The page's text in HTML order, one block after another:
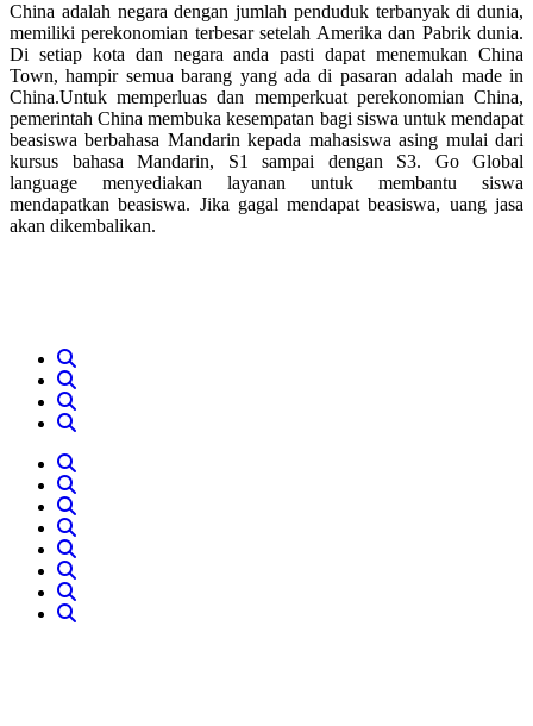
China adalah negara dengan jumlah penduduk terbanyak di dunia,
memiliki perekonomian terbesar setelah Amerika dan Pabrik dunia.
Di setiap kota dan negara anda pasti dapat menemukan China
Town, hampir semua barang yang ada di pasaran adalah made in
China.Untuk memperluas dan memperkuat perekonomian China,
pemerintah China membuka kesempatan bagi siswa untuk mendapat
beasiswa berbahasa Mandarin kepada mahasiswa asing mulai dari
kursus bahasa Mandarin, S1 sampai dengan S3. Go Global
language menyediakan layanan untuk membantu siswa
mendapatkan beasiswa. Jika gagal mendapat beasiswa, uang jasa
akan dikembalikan.